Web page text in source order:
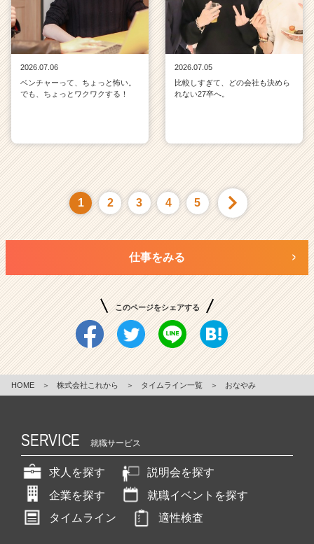
2026.07.06
ベンチャーって、ちょっと怖い。
でも、ちょっとワクワクする！
2026.07.05
比較しすぎて、どの会社も決めら
れない27卒へ。
1 2 3 4 5
仕事をみる
このページをシェアする
HOME ＞ 株式会社これから ＞ タイムライン一覧 ＞ おなやみ
SERVICE 就職サービス
求人を探す
説明会を探す
企業を探す
就職イベントを探す
タイムライン
適性検査